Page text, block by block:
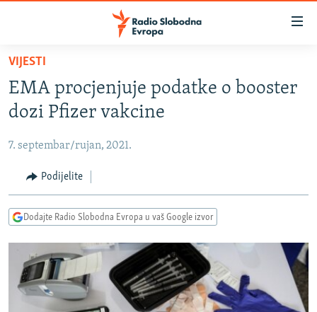
Pređite
glavni
sadržaj
na
navigaciju
Pređite
na
BOSNA I HERCEGOVINA
KOSOVO
CRNA GORA
VIDEO
FOTOGALERIJE
INFOGRAFIKE
PODCASTI
RAT U UKRAJINI
KINA NA BALKANU
RSE PRIČE IZ SVIJETA
VIJESTI
EMA procjenjuje podatke o booster
dozi Pfizer vakcine
7. septembar/rujan, 2021.
Podijelite
Dodajte Radio Slobodna Evropa u vaš Google izvor